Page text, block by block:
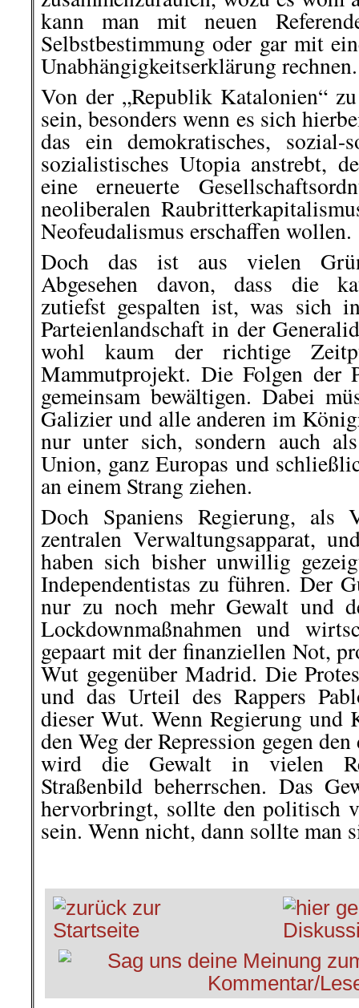
kann man mit neuen
Selbstbestimmung oder gar mit
Unabhängigkeitserklärung rechnen.
Von der „Republik Katalonien“
sein, besonders wenn es sich
das ein demokratisches, sozial-
sozialistisches Utopia anstrebt,
eine erneuerte
neoliberalen
Neofeudalismus erschaffen wollen.
Doch das ist aus vielen
Abgesehen davon, dass die
zutiefst gespalten ist, was sich
Parteienlandschaft in der
wohl kaum der richtige
Mammutprojekt. Die Folgen der
gemeinsam bewältigen. Dabei
Galizier und alle anderen im
nur unter sich, sondern auch
Union, ganz Europas und
an einem Strang ziehen.
Doch Spaniens Regierung, als
zentralen Verwaltungsapparat,
haben sich bisher unwillig
Independentistas zu führen. Der
nur zu noch mehr Gewalt und
Lockdownmaßnahmen und
gepaart mit der finanziellen Not,
Wut gegenüber Madrid. Die
und das Urteil des Rappers
dieser Wut. Wenn Regierung und
den Weg der Repression gegen
wird die Gewalt in vielen
Straßenbild beherrschen. Das
hervorbringt, sollte den politisch
sein. Wenn nicht, dann sollte man